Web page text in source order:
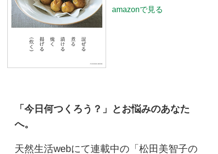
amazonで見る
「今日何つくろう？」とお悩みのあなた
へ。
天然生活webにて連載中の「松田美智子の